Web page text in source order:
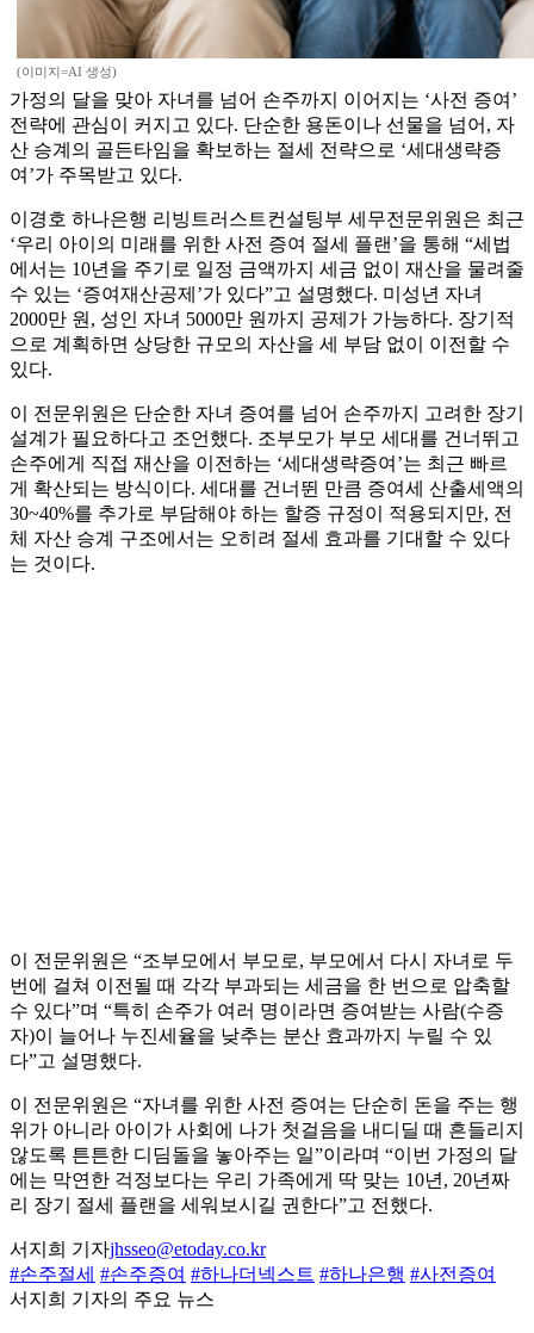
(이미지=AI 생성)
가정의 달을 맞아 자녀를 넘어 손주까지 이어지는 ‘사전 증여’
전략에 관심이 커지고 있다. 단순한 용돈이나 선물을 넘어, 자
산 승계의 골든타임을 확보하는 절세 전략으로 ‘세대생략증
여’가 주목받고 있다.
이경호 하나은행 리빙트러스트컨설팅부 세무전문위원은 최근
‘우리 아이의 미래를 위한 사전 증여 절세 플랜’을 통해 “세법
에서는 10년을 주기로 일정 금액까지 세금 없이 재산을 물려줄
수 있는 ‘증여재산공제’가 있다”고 설명했다. 미성년 자녀
2000만 원, 성인 자녀 5000만 원까지 공제가 가능하다. 장기적
으로 계획하면 상당한 규모의 자산을 세 부담 없이 이전할 수
있다.
이 전문위원은 단순한 자녀 증여를 넘어 손주까지 고려한 장기
설계가 필요하다고 조언했다. 조부모가 부모 세대를 건너뛰고
손주에게 직접 재산을 이전하는 ‘세대생략증여’는 최근 빠르
게 확산되는 방식이다. 세대를 건너뛴 만큼 증여세 산출세액의
30~40%를 추가로 부담해야 하는 할증 규정이 적용되지만, 전
체 자산 승계 구조에서는 오히려 절세 효과를 기대할 수 있다
는 것이다.
이 전문위원은 “조부모에서 부모로, 부모에서 다시 자녀로 두
번에 걸쳐 이전될 때 각각 부과되는 세금을 한 번으로 압축할
수 있다”며 “특히 손주가 여러 명이라면 증여받는 사람(수증
자)이 늘어나 누진세율을 낮추는 분산 효과까지 누릴 수 있
다”고 설명했다.
이 전문위원은 “자녀를 위한 사전 증여는 단순히 돈을 주는 행
위가 아니라 아이가 사회에 나가 첫걸음을 내디딜 때 흔들리지
않도록 튼튼한 디딤돌을 놓아주는 일”이라며 “이번 가정의 달
에는 막연한 걱정보다는 우리 가족에게 딱 맞는 10년, 20년짜
리 장기 절세 플랜을 세워보시길 권한다”고 전했다.
서지희 기자jhsseo@etoday.co.kr
#손주절세 #손주증여 #하나더넥스트 #하나은행 #사전증여
서지희 기자의 주요 뉴스